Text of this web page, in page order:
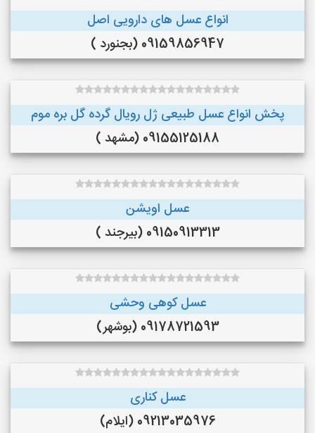
انواع عسل های دارویی اصل
09159856947 (بجنورد )
پخش انواع عسل طبیعی ژل رویال گرده گل بره موم
09155125188 (مشهد )
عسل اویشن
09150913313 (بیرجند )
عسل کوهی وحشی
09178721593 (بوشهر)
عسل کناری
09213035976 (ایلام)